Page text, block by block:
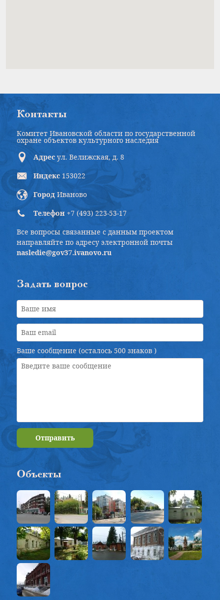
Контакты
Комитет Ивановской области по государственной
охране объектов культурного наследия
Адрес ул. Велижская, д. 8
Индекс 153022
Город Иваново
Телефон +7 (493) 223-53-17
Все вопросы связанные с данным проектом
направляйте по адресу электронной почты
nasledie@gov37.ivanovo.ru
Задать вопрос
Ваше сообщение (осталось 500 знаков )
Отправить
Объекты